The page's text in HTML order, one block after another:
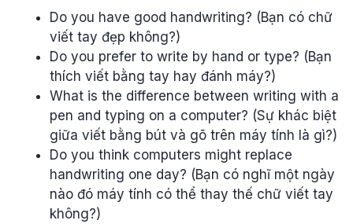
Do you have good handwriting? (Bạn có chữ
viết tay đẹp không?)
Do you prefer to write by hand or type? (Bạn
thích viết bằng tay hay đánh máy?)
What is the difference between writing with a
pen and typing on a computer? (Sự khác biệt
giữa viết bằng bút và gõ trên máy tính là gì?)
Do you think computers might replace
handwriting one day? (Bạn có nghĩ một ngày
nào đó máy tính có thể thay thế chữ viết tay
không?)